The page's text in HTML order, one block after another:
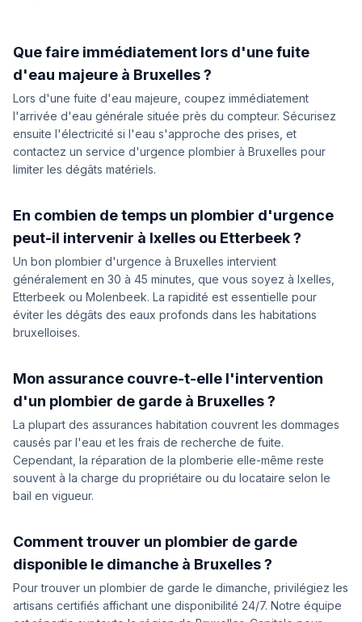
Que faire immédiatement lors d'une fuite
d'eau majeure à Bruxelles ?
Lors d'une fuite d'eau majeure, coupez immédiatement
l'arrivée d'eau générale située près du compteur. Sécurisez
ensuite l'électricité si l'eau s'approche des prises, et
contactez un service d'urgence plombier à Bruxelles pour
limiter les dégâts matériels.
En combien de temps un plombier d'urgence
peut-il intervenir à Ixelles ou Etterbeek ?
Un bon plombier d'urgence à Bruxelles intervient
généralement en 30 à 45 minutes, que vous soyez à Ixelles,
Etterbeek ou Molenbeek. La rapidité est essentielle pour
éviter les dégâts des eaux profonds dans les habitations
bruxelloises.
Mon assurance couvre-t-elle l'intervention
d'un plombier de garde à Bruxelles ?
La plupart des assurances habitation couvrent les dommages
causés par l'eau et les frais de recherche de fuite.
Cependant, la réparation de la plomberie elle-même reste
souvent à la charge du propriétaire ou du locataire selon le
bail en vigueur.
Comment trouver un plombier de garde
disponible le dimanche à Bruxelles ?
Pour trouver un plombier de garde le dimanche, privilégiez les
artisans certifiés affichant une disponibilité 24/7. Notre équipe